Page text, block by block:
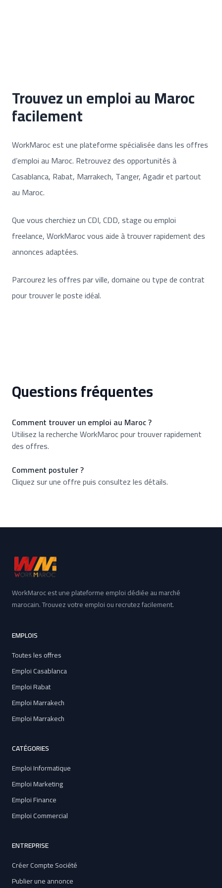
Trouvez un emploi au Maroc
facilement
WorkMaroc est une plateforme spécialisée dans les offres
d’emploi au Maroc. Retrouvez des opportunités à
Casablanca, Rabat, Marrakech, Tanger, Agadir et partout
au Maroc.
Que vous cherchiez un CDI, CDD, stage ou emploi
freelance, WorkMaroc vous aide à trouver rapidement des
annonces adaptées.
Parcourez les offres par ville, domaine ou type de contrat
pour trouver le poste idéal.
Questions fréquentes
Comment trouver un emploi au Maroc ?
Utilisez la recherche WorkMaroc pour trouver rapidement
des offres.
Comment postuler ?
Cliquez sur une offre puis consultez les détails.
WorkMaroc est une plateforme emploi dédiée au marché
marocain. Trouvez votre emploi ou recrutez facilement.
EMPLOIS
Toutes les offres
Emploi Casablanca
Emploi Rabat
Emploi Marrakech
Emploi Marrakech
CATÉGORIES
Emploi Informatique
Emploi Marketing
Emploi Finance
Emploi Commercial
ENTREPRISE
Créer Compte Société
Publier une annonce